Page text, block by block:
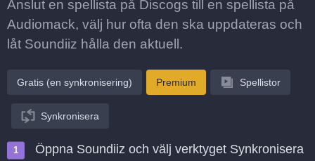
Anslut en spellista på Discogs till en spellista på
Audiomack, välj hur ofta den ska uppdateras och
låt Soundiiz hålla den aktuell.
Gratis (en synkronisering) Premium Spellistor
Synkronisera
Öppna Soundiiz och välj verktyget Synkronisera